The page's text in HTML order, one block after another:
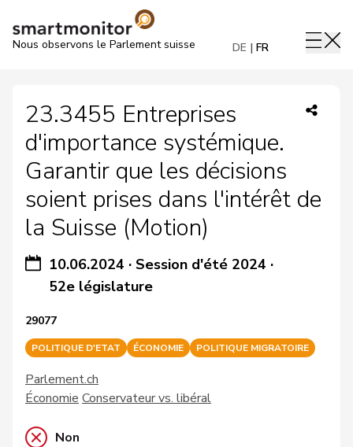
Nous observons le Parlement suisse DE FR
23.3455 Entreprises
d'importance systémique.
Garantir que les décisions
soient prises dans l'intérêt de
la Suisse (Motion)
10.06.2024 · Session d'été 2024 ·
52e législature
29077
POLITIQUE D'ETAT ÉCONOMIE POLITIQUE MIGRATOIRE
Parlement.ch
Économie Conservateur vs. libéral
Non